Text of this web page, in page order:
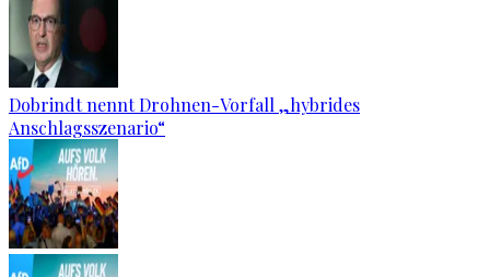
Dobrindt nennt Drohnen-Vorfall „hybrides
Anschlagsszenario“